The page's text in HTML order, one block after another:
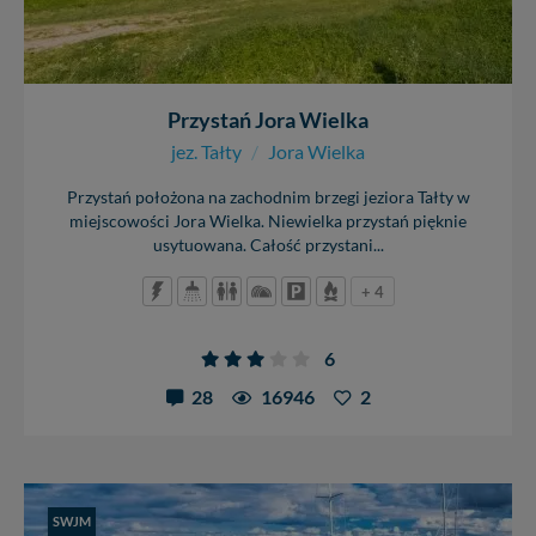
Przystań Jora Wielka
jez. Tałty / Jora Wielka
Przystań położona na zachodnim brzegi jeziora Tałty w
miejscowości Jora Wielka. Niewielka przystań pięknie
usytuowana. Całość przystani...
+ 4
6
28
16946 2
SWJM
nowo...